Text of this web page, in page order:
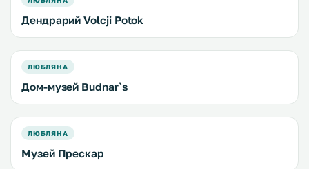
Дендрарий Volcji Potok
ЛЮБЛЯНА
Дом-музей Budnar`s
ЛЮБЛЯНА
Музей Прескар